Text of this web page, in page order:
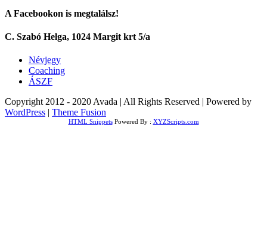
A Facebookon is megtalálsz!
C. Szabó Helga, 1024 Margit krt 5/a
Névjegy
Coaching
ÁSZF
Copyright 2012 - 2020 Avada | All Rights Reserved | Powered by
WordPress | Theme Fusion
HTML SnippetsPowered By : XYZScripts.com